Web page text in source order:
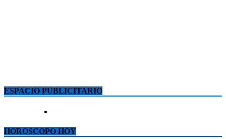
ESPACIO PUBLICITARIO
HOROSCOPO HOY